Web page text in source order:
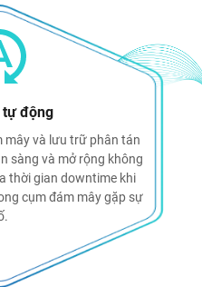
tự động
mây và lưu trữ phân tán
sàng và mở rộng không
thời gian downtime khi
cụm đám mây gặp sự